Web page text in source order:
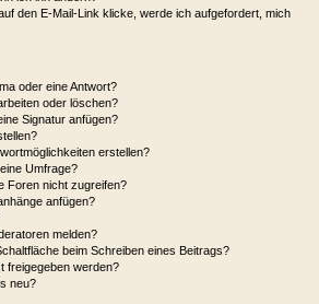
Benutzername in der Online-Liste auftaucht?
Benutzernamen angezeigt werden?
ich ihn ändern?
den E-Mail-Link klicke, werde ich aufgefordert, mich
oder eine Antwort?
oder löschen?
Signatur anfügen?
erstellen?
Umfrage?